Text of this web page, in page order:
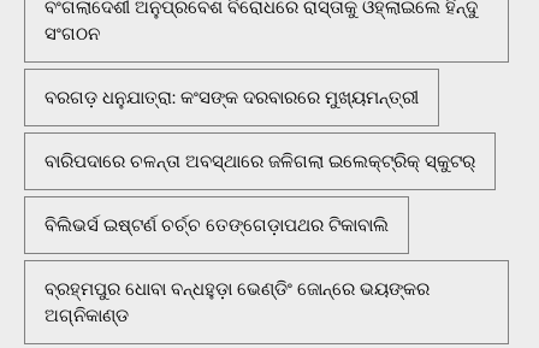
ବଂଗଲାଦେଶୀ ଅନୁପ୍ରବେଶ ବିରୋଧରେ ରାସ୍ତାକୁ ଓହ୍ଲାଇଲେ ହିନ୍ଦୁ
ସଂଗଠନ
ବରଗଡ଼ ଧନୁଯାତ୍ରା: କଂସଙ୍କ ଦରବାରରେ ମୁଖ୍ୟମନ୍ତ୍ରୀ
ବାରିପଦାରେ ଚଳନ୍ତା ଅବସ୍ଥାରେ ଜଳିଗଲା ଇଲେକ୍ଟ୍ରିକ୍ ସ୍କୁଟର୍
ବିଲିଭର୍ସ ଇଷ୍ଟର୍ଣ ଚର୍ଚ୍ଚ ତେଙ୍ଗେଡ଼ାପଥର ଟିକାବାଲି
ବ୍ରହ୍ମପୁର ଧୋବା ବନ୍ଧହୁଡ଼ା ଭେଣ୍ଡିଂ ଜୋନ୍‌ରେ ଭୟଙ୍କର
ଅଗ୍ନିକାଣ୍ଡ